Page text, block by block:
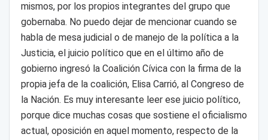
mismos, por los propios integrantes del grupo que
gobernaba. No puedo dejar de mencionar cuando se
habla de mesa judicial o de manejo de la política a la
Justicia, el juicio político que en el último año de
gobierno ingresó la Coalición Cívica con la firma de la
propia jefa de la coalición, Elisa Carrió, al Congreso de
la Nación. Es muy interesante leer ese juicio político,
porque dice muchas cosas que sostiene el oficialismo
actual, oposición en aquel momento, respecto de la